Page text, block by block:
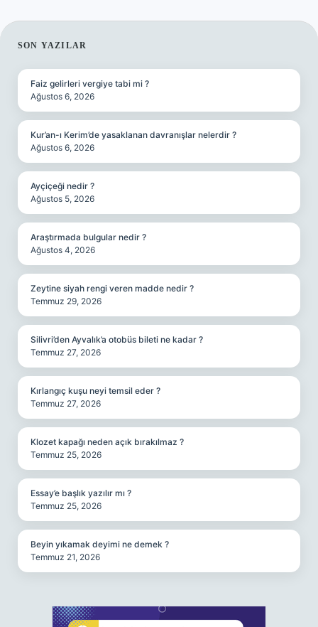
SIDEBAR
SON YAZILAR
Faiz gelirleri vergiye tabi mi ?
Ağustos 6, 2026
Kur’an-ı Kerim’de yasaklanan davranışlar nelerdir ?
Ağustos 6, 2026
Ayçiçeği nedir ?
Ağustos 5, 2026
Araştırmada bulgular nedir ?
Ağustos 4, 2026
Zeytine siyah rengi veren madde nedir ?
Temmuz 29, 2026
Silivri’den Ayvalık’a otobüs bileti ne kadar ?
Temmuz 27, 2026
Kırlangıç kuşu neyi temsil eder ?
Temmuz 27, 2026
Klozet kapağı neden açık bırakılmaz ?
Temmuz 25, 2026
Essay’e başlık yazılır mı ?
Temmuz 25, 2026
Beyin yıkamak deyimi ne demek ?
Temmuz 21, 2026